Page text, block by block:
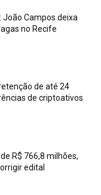
João Campos deixa
no Recife
de até 24
de criptoativos
R$ 766,8 milhões,
edital